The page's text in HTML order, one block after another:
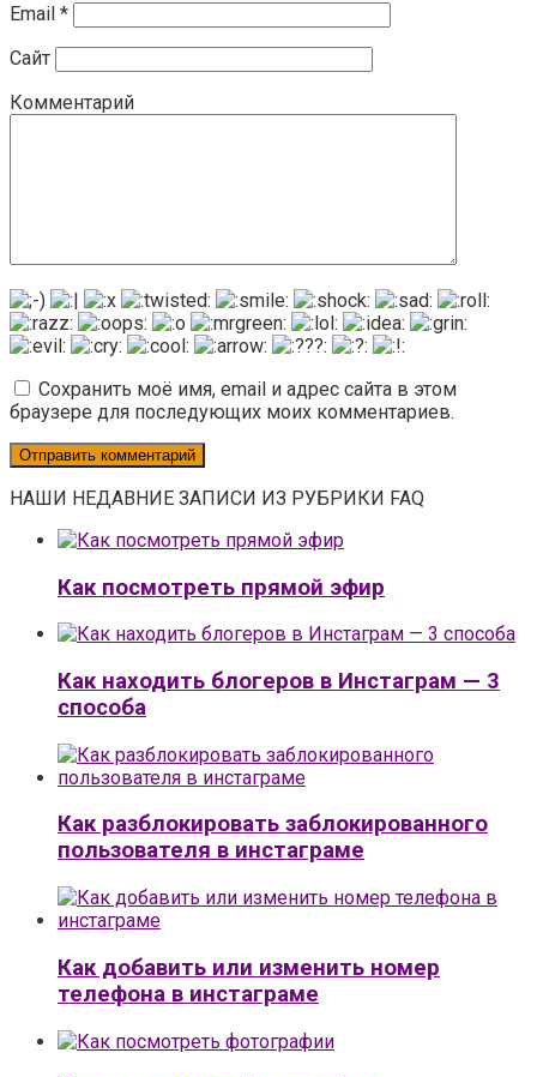
Email *
Сайт
Комментарий
Сохранить моё имя, email и адрес сайта в этом
браузере для последующих моих комментариев.
НАШИ НЕДАВНИЕ ЗАПИСИ ИЗ РУБРИКИ FAQ
Как посмотреть прямой эфир
Как находить блогеров в Инстаграм — 3
способа
Как разблокировать заблокированного
пользователя в инстаграме
Как добавить или изменить номер
телефона в инстаграме